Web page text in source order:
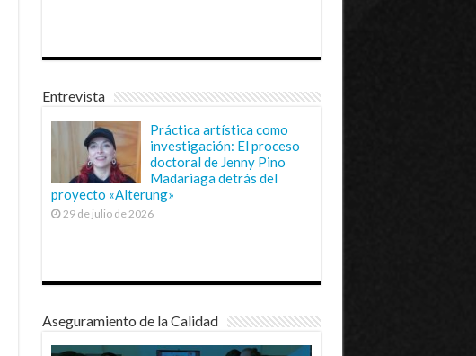
Entrevista
Práctica artística como
investigación: El proceso
doctoral de Jenny Pino
Madariaga detrás del
proyecto «Alterung»
29 de julio de 2026
Aseguramiento de la Calidad